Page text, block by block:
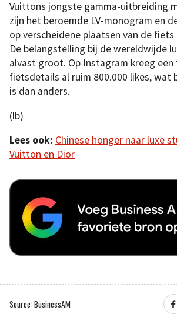
Vuittons jongste gamma-uitbreiding
zijn het beroemde LV-monogram en
op verscheidene plaatsen van de fiets
De belangstelling bij de wereldwijde
alvast groot. Op Instagram kreeg
fietsdetails al ruim 800.000 likes, wat
is dan anders.
(lb)
Lees ook: Chinese honger naar luxe
Vuitton en Dior
Source: BusinessAM